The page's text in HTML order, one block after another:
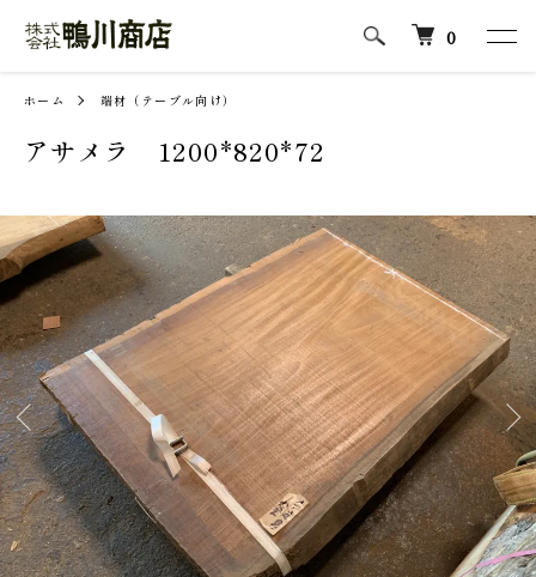
0
ホーム 端材（テーブル向け）
アサメラ 1200*820*72